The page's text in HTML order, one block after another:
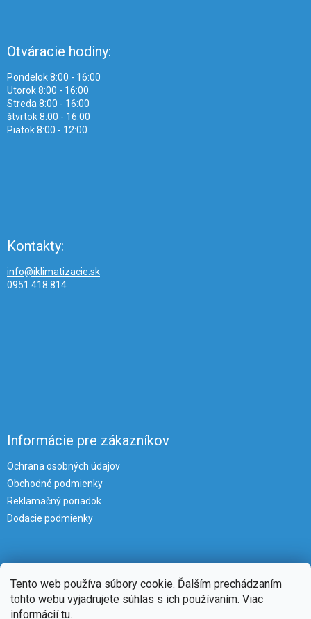
Tento web používa súbory cookie. Ďalším prechádzaním
tohto webu vyjadrujete súhlas s ich používaním. Viac
informáciítu.
Otváracie hodiny:
Pondelok 8:00 - 16:00
Utorok 8:00 - 16:00
Streda 8:00 - 16:00
štvrtok 8:00 - 16:00
Piatok 8:00 - 12:00
Kontakty:
info@iklimatizacie.sk
0951 418 814
Informácie pre zákazníkov
Ochrana osobných údajov
Obchodné podmienky
Reklamačný poriadok
Dodacie podmienky